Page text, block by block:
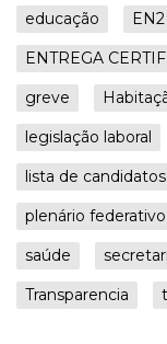
educação
EN2
ENTREGA
greve
legislação laboral
lista de candidatos
plenário federativo
saúde
Transparencia